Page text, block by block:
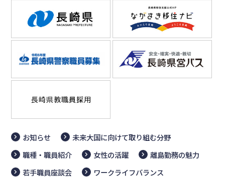
お知らせ
未来大国に向けて取り組む分野
職種・職員紹介
女性の活躍
離島勤務の魅力
若手職員座談会
ワークライフバランス